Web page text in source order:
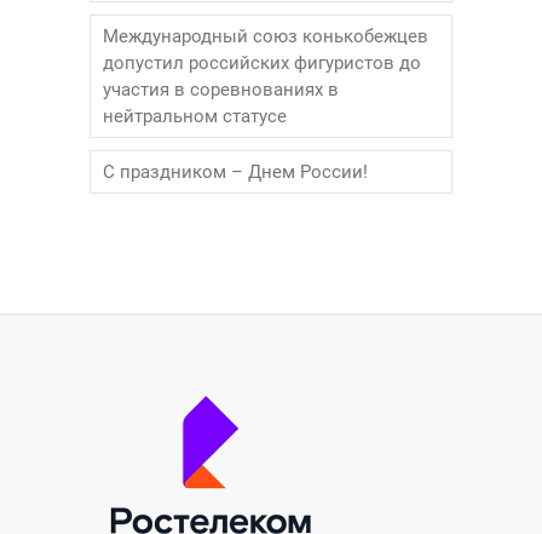
Международный союз конькобежцев
допустил российских фигуристов до
участия в соревнованиях в
нейтральном статусе
С праздником – Днем России!